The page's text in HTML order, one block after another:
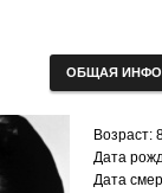
ОБЩАЯ
Возраст:
Дата
Дата